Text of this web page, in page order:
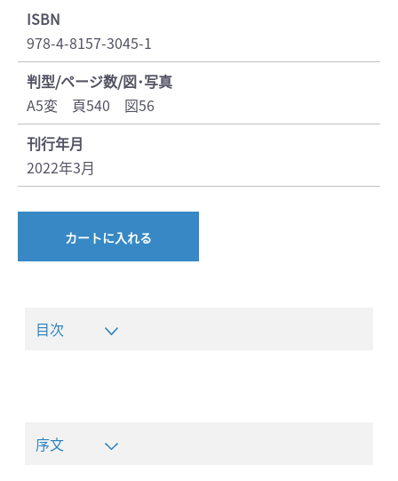
ISBN
978-4-8157-3045-1
判型/ページ数/図･写真
A5変 頁540 図56
刊行年月
2022年3月
カートに入れる
目次
序文